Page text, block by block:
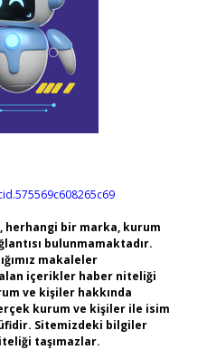
herhangi bir marka, kurum
bulunmamaktadır.
makaleler
içerikler haber niteliği
ve kişiler hakkında
kurum ve kişiler ile isim
Sitemizdeki bilgiler
taşımazlar.